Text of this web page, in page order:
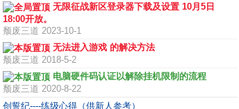
无限征战新区登录器下载及设置 10月5日
18:00开放。
颓废三道 2023-10-1
无法进入游戏 的解决方法
颓废三道 2018-5-2
电脑硬件码认证以解除挂机限制的流程
颓废三道 2020-8-22
创誓纪----练级心得（供新人参考）